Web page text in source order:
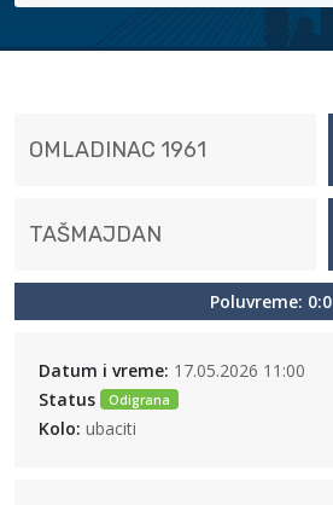
OMLADINAC 1961
TAŠMAJDAN
Poluvreme: 0:0
Datum i vreme: 17.05.2026 11:00
Status
Odigrana
Kolo: ubaciti